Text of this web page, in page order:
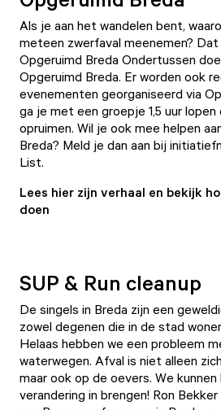
Als je aan het wandelen bent,
meteen zwerfaval meenemen?
Opgeruimd Breda Ondertussen
Opgeruimd Breda. Er worden ook
evenementen georganiseerd via
ga je met een groepje 1,5 uur
opruimen. Wil je ook mee helpen
Breda? Meld je dan aan bij
List.
Lees hier zijn verhaal en bekijk
doen
SUP & Run cleanup
De singels in Breda zijn een
zowel degenen die in de stad
Helaas hebben we een probleem
waterwegen. Afval is niet alleen
maar ook op de oevers. We kunnen
verandering in brengen! Ron